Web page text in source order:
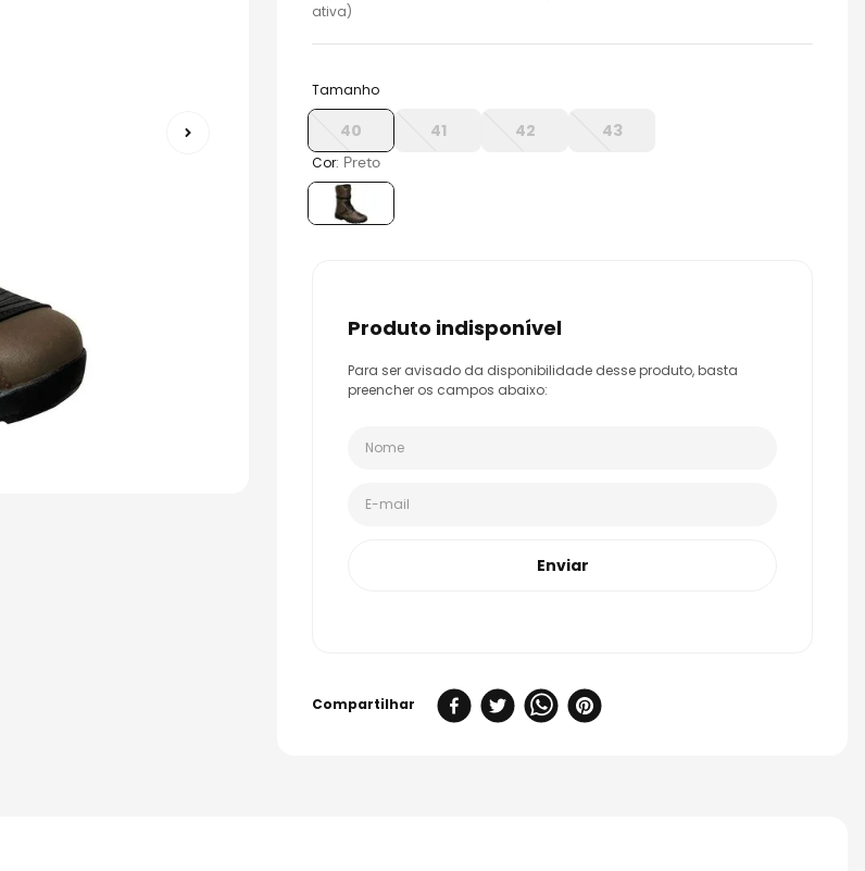
ativa)
Tamanho
40 41 42 43
Cor: Preto
produto indisponível
Para ser avisado da disponibilidade desse produto, basta
preencher os campos abaixo:
Enviar